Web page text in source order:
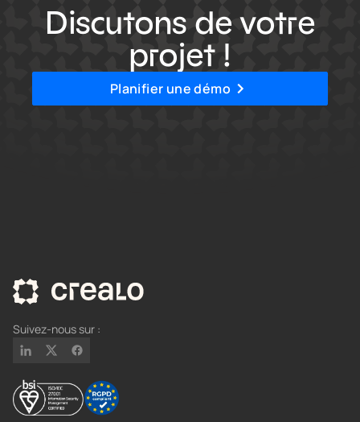
Discutons de votre
projet !
Planifier une démo
Suivez-nous sur :